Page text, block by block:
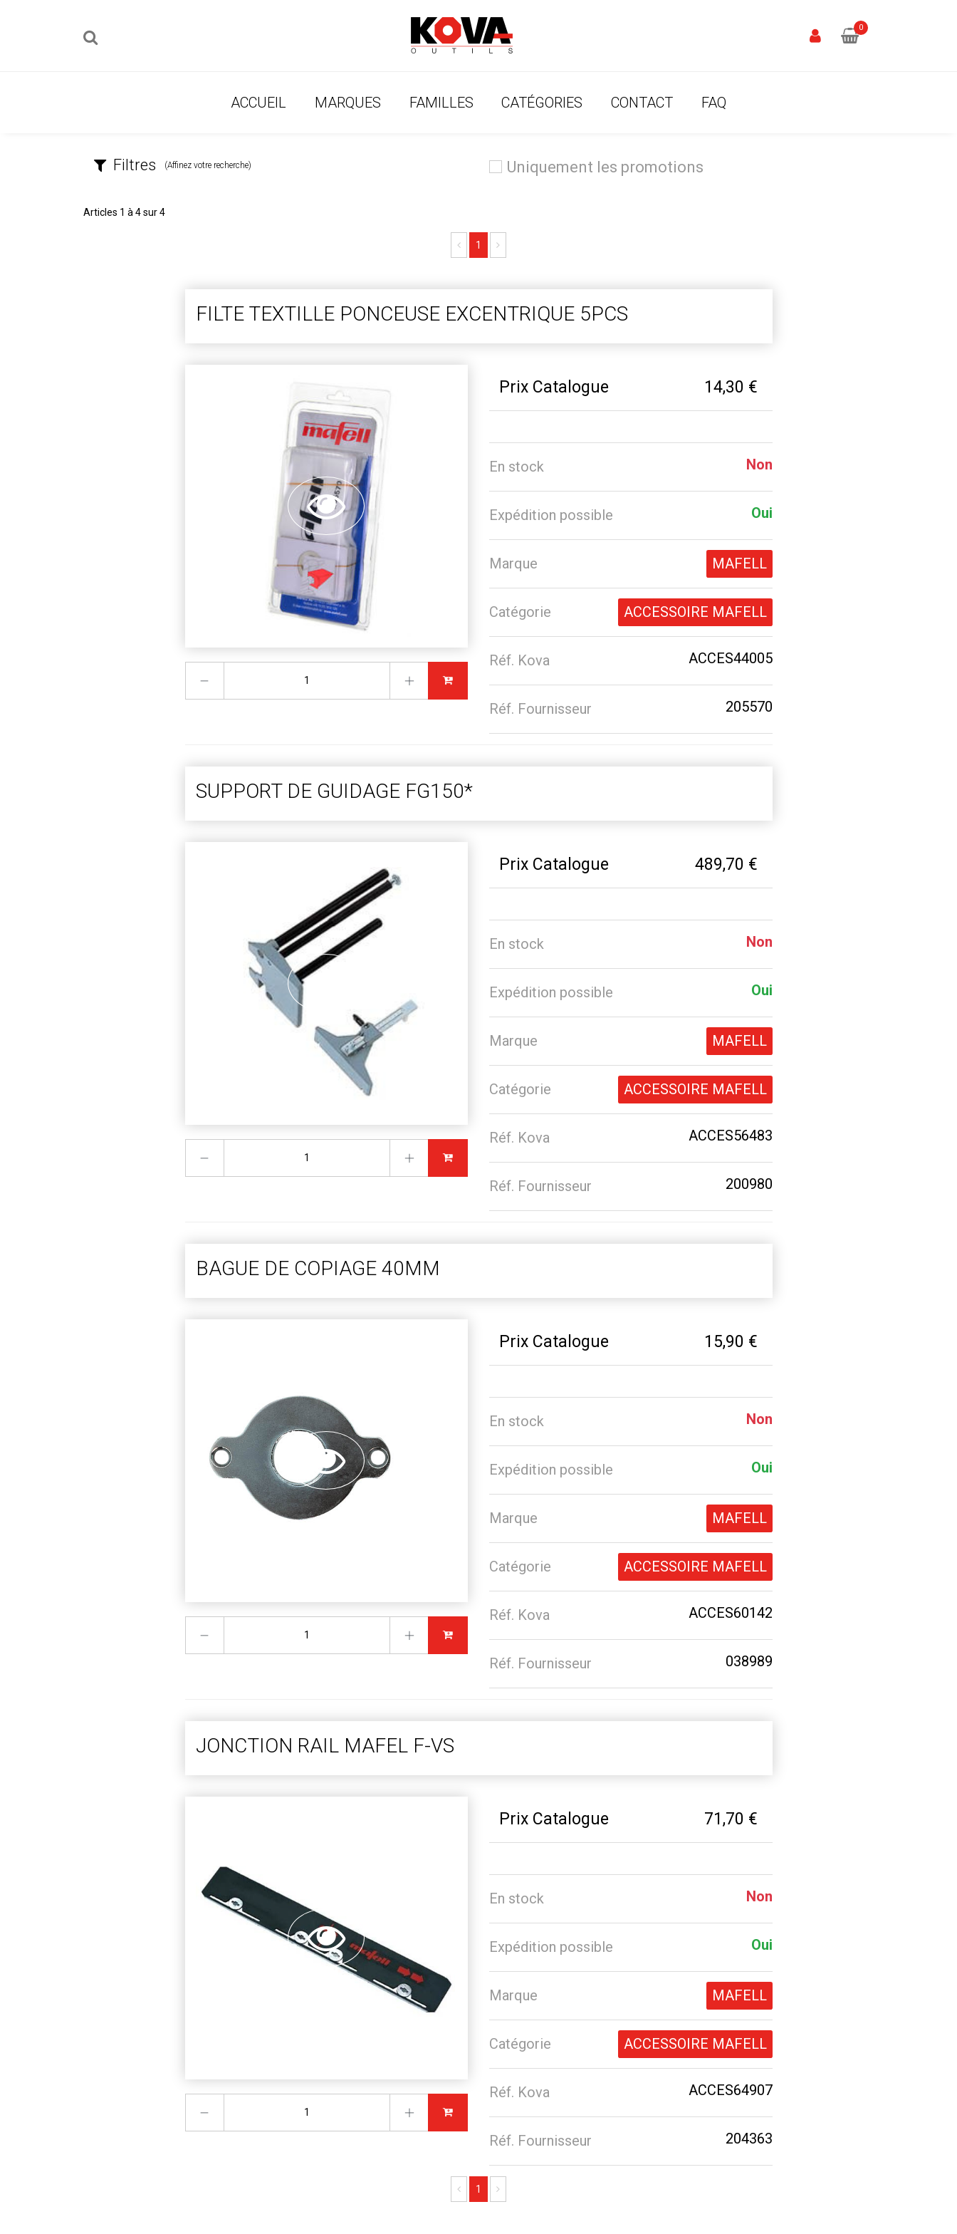
0
ACCUEIL MARQUES FAMILLES CATÉGORIES CONTACT FAQ
Filtres (Affinez votre recherche) Uniquement les promotions
Articles 1 à 4 sur 4
Previous
1
FILTE TEXTILLE PONCEUSE EXCENTRIQUE 5PCS
Prix Catalogue 14,30 €
En stock Non
Expédition possible Oui
Marque MAFELL
Catégorie ACCESSOIRE MAFELL
Réf. Kova ACCES44005
Réf. Fournisseur 205570
SUPPORT DE GUIDAGE FG150*
Prix Catalogue 489,70 €
En stock Non
Expédition possible Oui
Marque MAFELL
Catégorie ACCESSOIRE MAFELL
Réf. Kova ACCES56483
Réf. Fournisseur 200980
BAGUE DE COPIAGE 40MM
Prix Catalogue 15,90 €
En stock Non
Expédition possible Oui
Marque MAFELL
Catégorie ACCESSOIRE MAFELL
Réf. Kova ACCES60142
Réf. Fournisseur 038989
JONCTION RAIL MAFEL F-VS
Prix Catalogue 71,70 €
En stock Non
Expédition possible Oui
Marque MAFELL
Catégorie ACCESSOIRE MAFELL
Réf. Kova ACCES64907
Réf. Fournisseur 204363
Previous
1